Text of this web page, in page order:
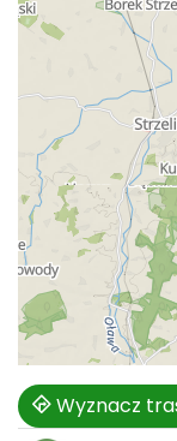
Wyznacz